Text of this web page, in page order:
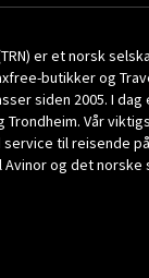
er et norsk
butikker og
siden 2005. I dag
Trondheim. Vår
til reisende
og det norske